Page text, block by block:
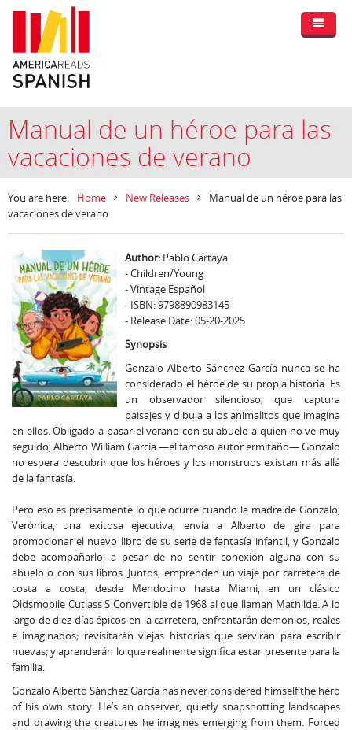
Manual de un héroe para las
vacaciones de verano
You are here: Home New Releases
Manual de un héroe para las
vacaciones de verano
Author: Pablo Cartaya
- Children/Young
- Vintage Español
- ISBN: 9798890983145
- Release Date: 05-20-2025
Synopsis
Gonzalo Alberto Sánchez García nunca se ha
considerado el héroe de su propia historia. Es
un observador silencioso, que captura
paisajes y dibuja a los animalitos que imagina
en ellos. Obligado a pasar el verano con su abuelo a quien no ve muy
seguido, Alberto William García —el famoso autor ermitaño— Gonzalo
no espera descubrir que los héroes y los monstruos existan más allá
de la fantasía.
Pero eso es precisamente lo que ocurre cuando la madre de Gonzalo,
Verónica, una exitosa ejecutiva, envía a Alberto de gira para
promocionar el nuevo libro de su serie de fantasía infantil, y Gonzalo
debe acompañarlo, a pesar de no sentir conexión alguna con su
abuelo o con sus libros. Juntos, emprenden un viaje por carretera de
costa a costa, desde Mendocino hasta Miami, en un clásico
Oldsmobile Cutlass S Convertible de 1968 al que llaman Mathilde. A lo
largo de diez días épicos en la carretera, enfrentarán demonios, reales
e imaginados; revisitarán viejas historias que servirán para escribir
nuevas; y aprenderán lo que realmente significa estar presente para la
familia.
Gonzalo Alberto Sánchez García has never considered himself the hero
of his own story. He’s an observer, quietly snapshotting landscapes
and drawing the creatures he imagines emerging from them. Forced